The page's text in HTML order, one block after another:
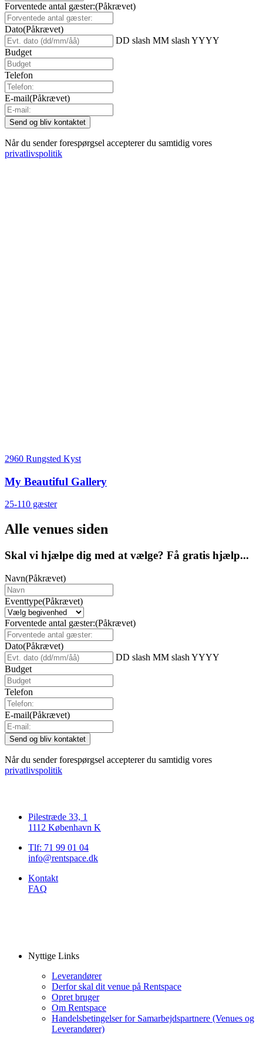
Forventede antal gæster:(Påkrævet)
Dato(Påkrævet)
DD slash MM slash YYYY
Budget
Telefon
E-mail(Påkrævet)
Når du sender forespørgsel accepterer du samtidig vores
privatlivspolitik
2960 Rungsted Kyst
My Beautiful Gallery
25-110 gæster
Alle venues siden
Skal vi hjælpe dig med at vælge? Få gratis hjælp...
Navn(Påkrævet)
Eventtype(Påkrævet)
Forventede antal gæster:(Påkrævet)
Dato(Påkrævet)
DD slash MM slash YYYY
Budget
Telefon
E-mail(Påkrævet)
Når du sender forespørgsel accepterer du samtidig vores
privatlivspolitik
Pilestræde 33, 1
1112 København K
Tlf: 71 99 01 04
info@rentspace.dk
Kontakt
FAQ
Nyttige Links
Leverandører
Derfor skal dit venue på Rentspace
Opret bruger
Om Rentspace
Handelsbetingelser for Samarbejdspartnere (Venues og
Leverandører)